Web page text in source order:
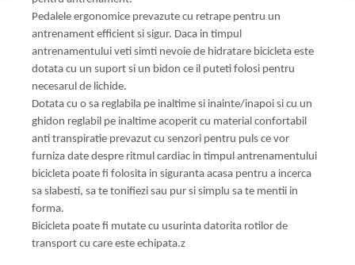
Pedalele ergonomice prevazute cu retrape pentru un
antrenament efficient si sigur. Daca in timpul
antrenamentului veti simti nevoie de hidratare bicicleta este
dotata cu un suport si un bidon ce il puteti folosi pentru
necesarul de lichide.
Dotata cu o sa reglabila pe inaltime si inainte/inapoi si cu un
ghidon reglabil pe inaltime acoperit cu material confortabil
anti transpiratie prevazut cu senzori pentru puls ce vor
furniza date despre ritmul cardiac in timpul antrenamentului
bicicleta poate fi folosita in siguranta acasa pentru a incerca
sa slabesti, sa te tonifiezi sau pur si simplu sa te mentii in
forma.
Bicicleta poate fi mutate cu usurinta datorita rotilor de
transport cu care este echipata.z